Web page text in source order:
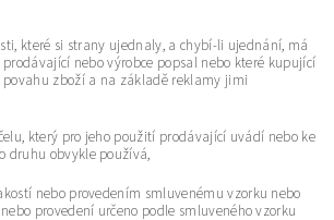
které si strany ujednaly, a chybí-li ujednání, má
nebo výrobce popsal nebo které kupující
zboží a na základě reklamy jimi
který pro jeho použití prodávající uvádí nebo ke
druhu obvykle používá,
nebo provedením smluvenému vzorku nebo
provedení určeno podle smluveného vzorku